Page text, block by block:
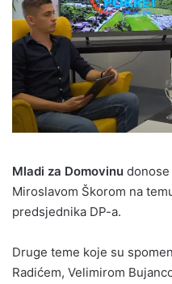
Mladi za Domovinu
Miroslavom Škorom na
predsjednika DP-a.
Druge teme koje su
Radićem, Velimirom